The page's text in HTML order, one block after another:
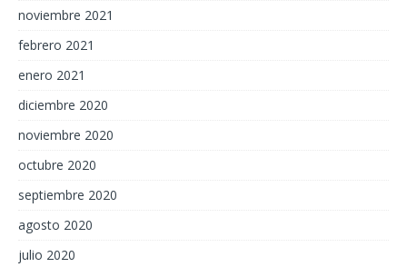
noviembre 2021
febrero 2021
enero 2021
diciembre 2020
noviembre 2020
octubre 2020
septiembre 2020
agosto 2020
julio 2020